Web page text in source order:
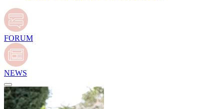
FORUM
NEWS